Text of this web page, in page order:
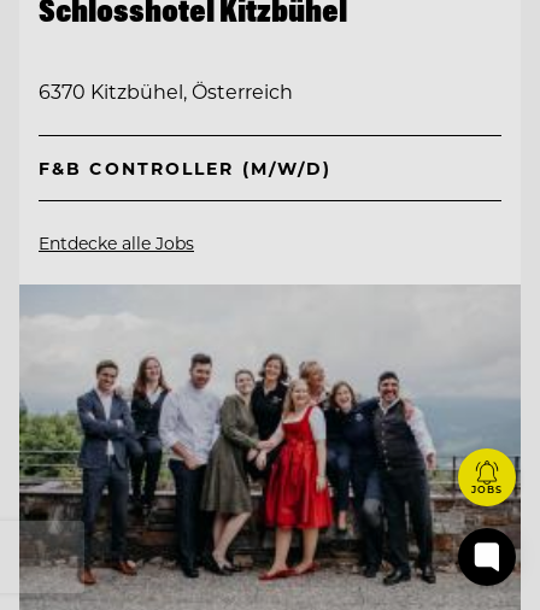
Schlosshotel Kitzbühel
6370 Kitzbühel, Österreich
F&B CONTROLLER (M/W/D)
Entdecke alle Jobs
JOBS